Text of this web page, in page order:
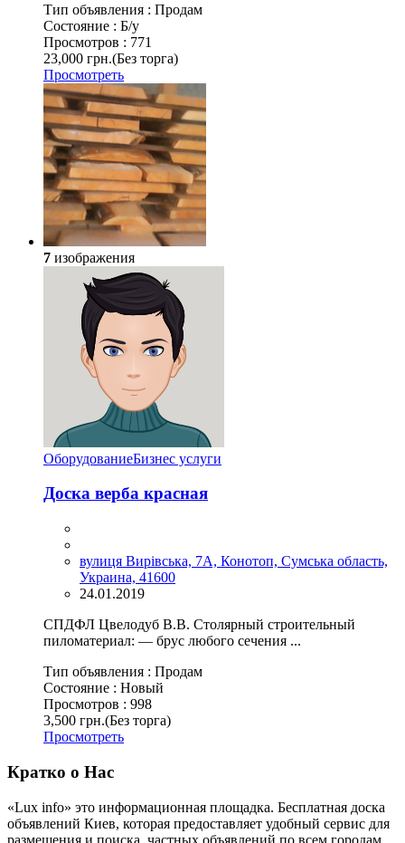
Тип объявления : Продам
Состояние : Б/у
Просмотров : 771
23,000 грн.(Без торга)
Просмотреть
7 изображения
ОборудованиеБизнес услуги
Доска верба красная
вулиця Вирівська, 7А, Конотоп, Сумська область,
Украина, 41600
24.01.2019
СПДФЛ Цвелодуб В.В. Столярный строительный
пиломатериал: — брус любого сечения ...
Тип объявления : Продам
Состояние : Новый
Просмотров : 998
3,500 грн.(Без торга)
Просмотреть
Кратко о Нас
«Lux info» это информационная площадка. Бесплатная доска
объявлений Киев, которая предоставляет удобный сервис для
размещения и поиска, частных объявлений по всем городам